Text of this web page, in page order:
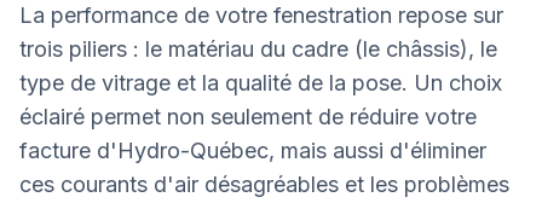
La performance de votre fenestration repose sur
trois piliers : le matériau du cadre (le châssis), le
type de vitrage et la qualité de la pose. Un choix
éclairé permet non seulement de réduire votre
facture d'Hydro-Québec, mais aussi d'éliminer
ces courants d'air désagréables et les problèmes